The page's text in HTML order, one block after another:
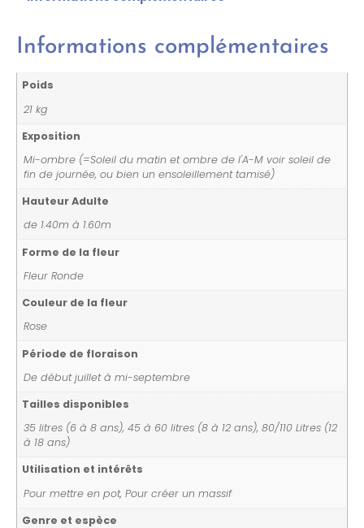
Informations complémentaires
Poids
21 kg
Exposition
Mi-ombre (=Soleil du matin et ombre de l'A-M voir soleil de
fin de journée, ou bien un ensoleillement tamisé)
Hauteur Adulte
de 1.40m à 1.60m
Forme de la fleur
Fleur Ronde
Couleur de la fleur
Rose
Période de floraison
De début juillet à mi-septembre
Tailles disponibles
35 litres (6 à 8 ans), 45 à 60 litres (8 à 12 ans), 80/110 Litres (12
à 18 ans)
Utilisation et intérêts
Pour mettre en pot, Pour créer un massif
Genre et espèce